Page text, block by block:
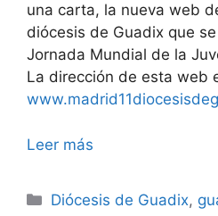
una carta, la nueva web
diócesis de Guadix que
Jornada Mundial de la
La dirección de esta web
Leer más
Categorías
Diócesis de Guadix,